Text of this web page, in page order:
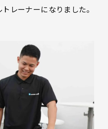
レーナーになりました。